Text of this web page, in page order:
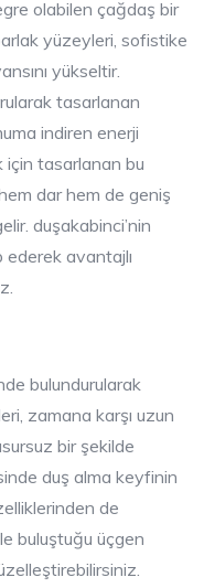
olabilen çağdaş bir
yüzeyleri, sofistike
yükseltir.
tasarlanan
indiren enerji
için tasarlanan bu
dar hem de geniş
duşakabinci’nin
ederek avantajlı
bulundurularak
zamana karşı uzun
bir şekilde
duş alma keyfinin
de
buluştuğu üçgen